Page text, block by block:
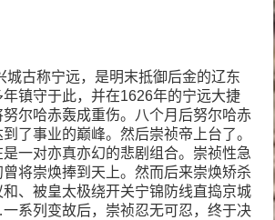
古称宁远，是明末抵御后金的辽东
镇守于此，并在1626年的宁远大捷
尔哈赤轰成重伤。八个月后努尔哈赤
了事业的巅峰。然后崇祯帝上台了。
一对亦真亦幻的悲剧组合。崇祯性急
将崇焕捧到天上。然而后来崇焕矫杀
、被皇太极绕开关宁锦防线直捣京城
系列变故后，崇祯忍无可忍，终于决